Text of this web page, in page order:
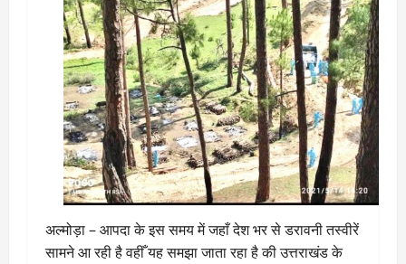
अल्मोड़ा – आपदा के इस समय में जहाँ देश भर से डरावनी तस्वीरें
सामने आ रही है वहीँ यह समझा जाता रहा है की उत्तराखंड के